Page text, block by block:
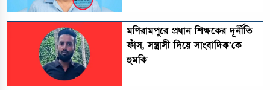
মণিরামপুরে প্রধান শিক্ষকের দূর্নীতি
ফাঁস, সন্ত্রাসী দিয়ে সাংবাদিক’কে
হুমকি